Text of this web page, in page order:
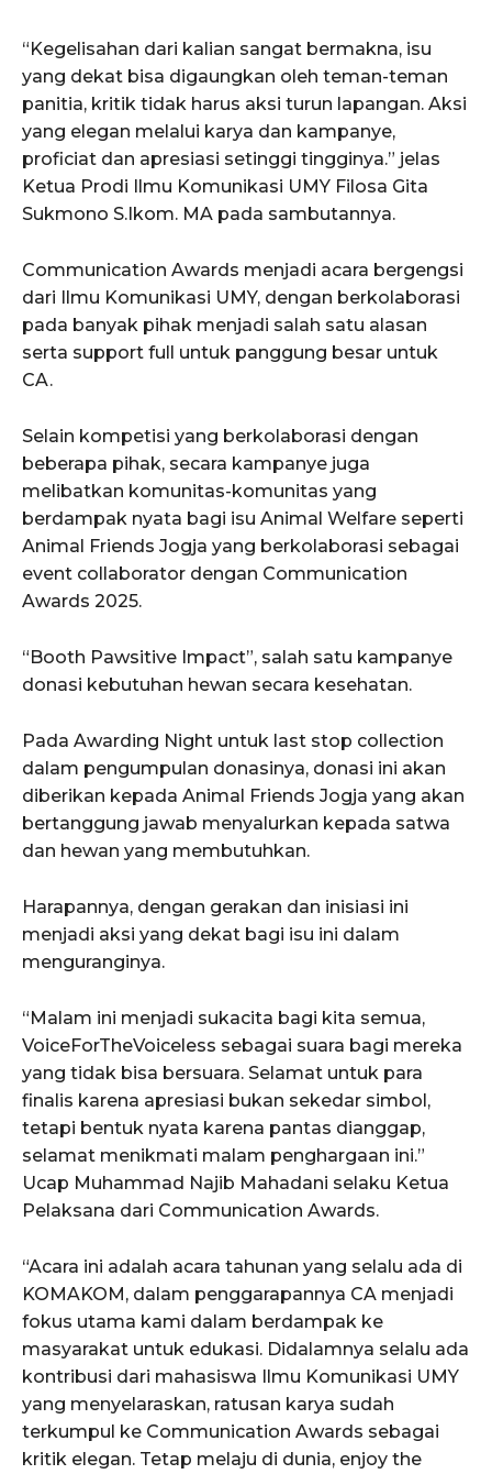
“Kegelisahan dari kalian sangat bermakna, isu
yang dekat bisa digaungkan oleh teman-teman
panitia, kritik tidak harus aksi turun lapangan. Aksi
yang elegan melalui karya dan kampanye,
proficiat dan apresiasi setinggi tingginya.” jelas
Ketua Prodi Ilmu Komunikasi UMY Filosa Gita
Sukmono S.Ikom. MA pada sambutannya.
Communication Awards menjadi acara bergengsi
dari Ilmu Komunikasi UMY, dengan berkolaborasi
pada banyak pihak menjadi salah satu alasan
serta support full untuk panggung besar untuk
CA.
Selain kompetisi yang berkolaborasi dengan
beberapa pihak, secara kampanye juga
melibatkan komunitas-komunitas yang
berdampak nyata bagi isu Animal Welfare seperti
Animal Friends Jogja yang berkolaborasi sebagai
event collaborator dengan Communication
Awards 2025.
“Booth Pawsitive Impact”, salah satu kampanye
donasi kebutuhan hewan secara kesehatan.
Pada Awarding Night untuk last stop collection
dalam pengumpulan donasinya, donasi ini akan
diberikan kepada Animal Friends Jogja yang akan
bertanggung jawab menyalurkan kepada satwa
dan hewan yang membutuhkan.
Harapannya, dengan gerakan dan inisiasi ini
menjadi aksi yang dekat bagi isu ini dalam
menguranginya.
“Malam ini menjadi sukacita bagi kita semua,
VoiceForTheVoiceless sebagai suara bagi mereka
yang tidak bisa bersuara. Selamat untuk para
finalis karena apresiasi bukan sekedar simbol,
tetapi bentuk nyata karena pantas dianggap,
selamat menikmati malam penghargaan ini.”
Ucap Muhammad Najib Mahadani selaku Ketua
Pelaksana dari Communication Awards.
“Acara ini adalah acara tahunan yang selalu ada di
KOMAKOM, dalam penggarapannya CA menjadi
fokus utama kami dalam berdampak ke
masyarakat untuk edukasi. Didalamnya selalu ada
kontribusi dari mahasiswa Ilmu Komunikasi UMY
yang menyelaraskan, ratusan karya sudah
terkumpul ke Communication Awards sebagai
kritik elegan. Tetap melaju di dunia, enjoy the